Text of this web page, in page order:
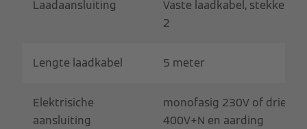
Laadaansluiting
Vaste laadkabel, stekker
2
Lengte laadkabel 5 meter
Elektrisiche
aansluiting
monofasig 230V of
400V+N en aarding